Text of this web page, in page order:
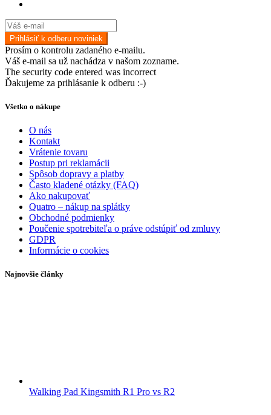
Prosím o kontrolu zadaného e-mailu.
Váš e-mail sa už nachádza v našom zozname.
The security code entered was incorrect
Ďakujeme za prihlásanie k odberu :-)
Všetko o nákupe
O nás
Kontakt
Vrátenie tovaru
Postup pri reklamácii
Spôsob dopravy a platby
Často kladené otázky (FAQ)
Ako nakupovať
Quatro – nákup na splátky
Obchodné podmienky
Poučenie spotrebiteľa o práve odstúpiť od zmluvy
GDPR
Informácie o cookies
Najnovšie články
Walking Pad Kingsmith R1 Pro vs R2